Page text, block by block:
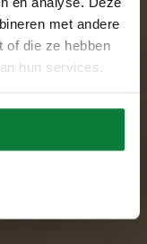
met andere
of die ze hebben
hun services.